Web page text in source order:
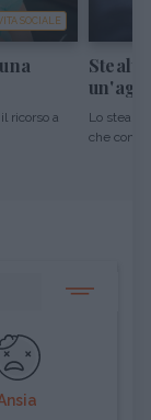
SOCIALE
ricorso a
Lo
che